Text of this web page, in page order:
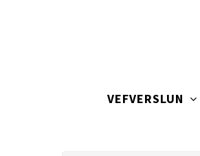
VEFVERSLUN